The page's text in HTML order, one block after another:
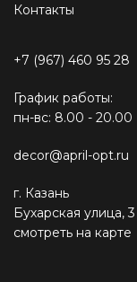
Контакты
+7 (967) 460 95 28
График работы:
пн-вс: 8.00 - 20.00
decor@april-opt.ru
г. Казань
Бухарская улица, 3
смотреть на карте